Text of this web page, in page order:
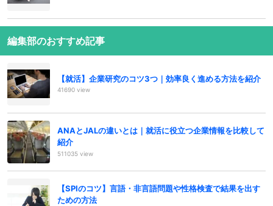
編集部のおすすめ記事
【就活】企業研究のコツ3つ｜効率良く進める方法を紹介
41690 view
ANAとJALの違いとは｜就活に役立つ企業情報を比較して
紹介
511035 view
【SPIのコツ】言語・非言語問題や性格検査で結果を出す
ための方法